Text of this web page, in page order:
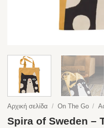
Αρχική σελίδα / On The Go /
Spira of Sweden –